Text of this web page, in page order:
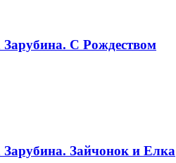
С Рождеством
Зайчонок и Елка